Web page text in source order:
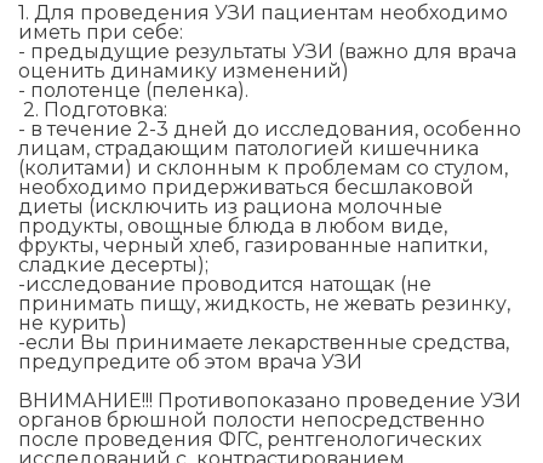
1. Для проведения УЗИ пациентам необходимо
иметь при себе:
- предыдущие результаты УЗИ (важно для врача
оценить динамику изменений)
- полотенце (пеленка).
2. Подготовка:
- в течение 2-3 дней до исследования, особенно
лицам, страдающим патологией кишечника
(колитами) и склонным к проблемам со стулом,
необходимо придерживаться бесшлаковой
диеты (исключить из рациона молочные
продукты, овощные блюда в любом виде,
фрукты, черный хлеб, газированные напитки,
сладкие десерты);
-исследование проводится натощак (не
принимать пищу, жидкость, не жевать резинку,
не курить)
-если Вы принимаете лекарственные средства,
предупредите об этом врача УЗИ
ВНИМАНИЕ!!! Противопоказано проведение УЗИ
органов брюшной полости непосредственно
после проведения ФГС, рентгенологических